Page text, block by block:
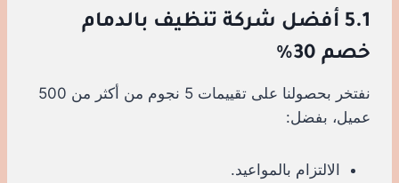
5.1 أفضل شركة تنظيف بالدمام
خصم 30%
نفتخر بحصولنا على تقييمات 5 نجوم من أكثر من 500
عميل، بفضل:
الالتزام بالمواعيد.